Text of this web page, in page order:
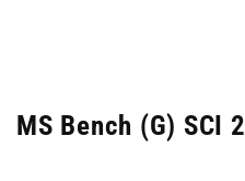
MS Bench (G) SCI 2